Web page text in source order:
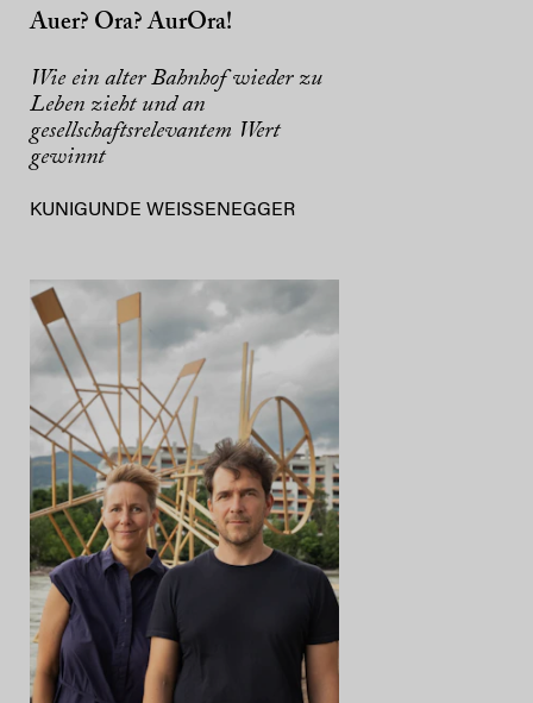
Auer? Ora? AurOra!
Wie ein alter Bahnhof wieder zu
Leben zieht und an
gesellschaftsrelevantem Wert
gewinnt
KUNIGUNDE WEISSENEGGER